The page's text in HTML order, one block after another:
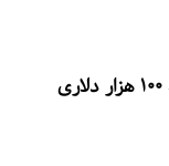
دو آلبرتایی برنده جایزه ۱۰۰ هزار دلاری